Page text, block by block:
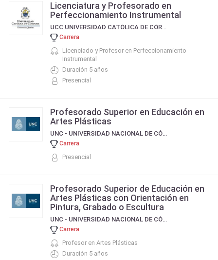
Licenciatura y Profesorado en
Perfeccionamiento Instrumental
UCC UNIVERSIDAD CATÓLICA DE CÓRDOBA
Carrera
Licenciado y Profesor en Perfeccionamiento
Instrumental
Duración 5 años
Presencial
Profesorado Superior en Educación en
Artes Plásticas
UNC - UNIVERSIDAD NACIONAL DE CÓRDOBA
Carrera
Presencial
Profesorado Superior de Educación en
Artes Plásticas con Orientación en
Pintura, Grabado o Escultura
UNC - UNIVERSIDAD NACIONAL DE CÓRDOBA
Carrera
Profesor en Artes Plásticas
Duración 5 años